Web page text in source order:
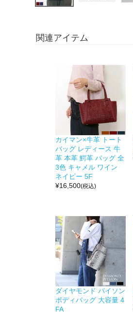
関連アイテム
カイマン×牛革 トート
バッグ レディース 牛
革 本革 鰐革 バッグ 全
3色 キャメル ワイン
ネイビー 5F
¥16,500(税込)
ダイヤモンド パイソン
ボディバッグ 大容量 4
FA